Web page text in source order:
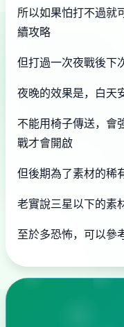
所以如果怕打不過就
續攻略
但打過一次夜戰後下
夜晚的效果是，白天
不能用椅子傳送，會
戰才會開啟
但後期為了素材的稀
老實說三星以下的素
至於多恐怖，可以參